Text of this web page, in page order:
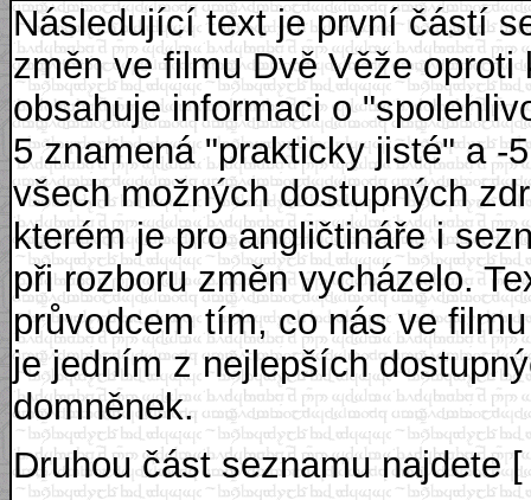
Následující text je první částí
změn ve filmu Dvě Věže
obsahuje informaci o
5 znamená "prakticky jisté" a -
všech možných dostupných
kterém je pro angličtináře i
při rozboru změn vycházelo.
průvodcem tím, co nás ve
je jedním z nejlepších
domněnek.
Druhou část seznamu najdete